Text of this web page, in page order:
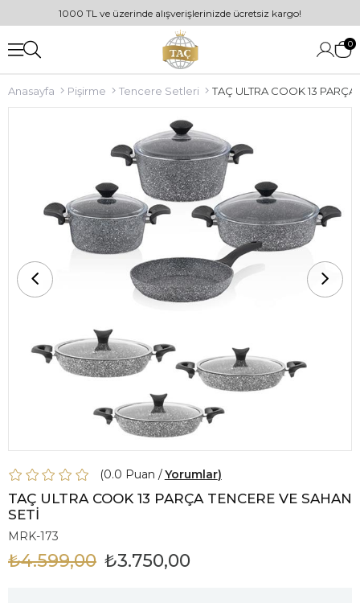
1000 TL ve üzerinde alışverişlerinizde ücretsiz kargo!
0
Anasayfa Pişirme Tencere Setleri
0.0 Yorumlar
TAÇ ULTRA COOK 13 PARÇA TENCERE VE SAHAN
SETİ
MRK-173
₺4.599,00 ₺3.750,00